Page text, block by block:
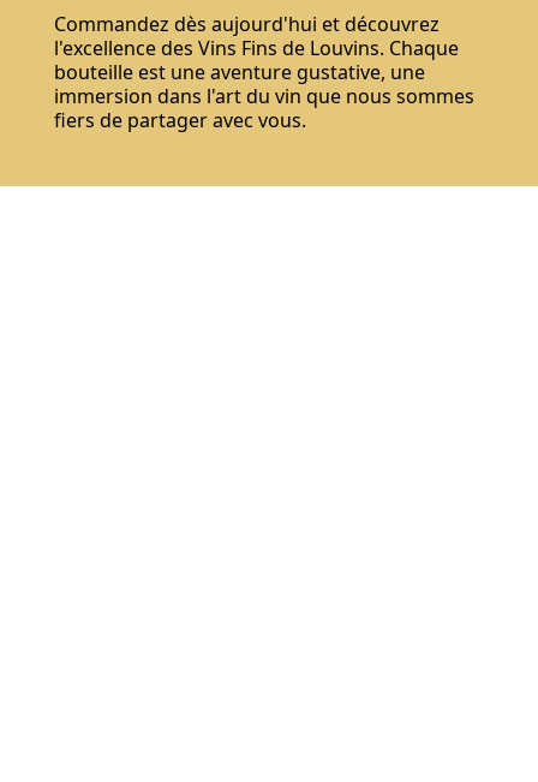
Commandez dès aujourd'hui et découvrez
l'excellence des Vins Fins de Louvins. Chaque
bouteille est une aventure gustative, une
immersion dans l'art du vin que nous sommes
fiers de partager avec vous.